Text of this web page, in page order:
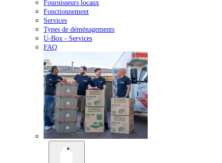
Fournisseurs locaux
Fonctionnement
Services
Types de déménagements
U-Box - Services
FAQ